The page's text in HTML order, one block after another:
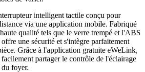
intelligent tactile conçu pour
via une application mobile. Fabriqué
qualité tels que le verre trempé et l'ABS
une sécurité et s'intègre parfaitement
Grâce à l'application gratuite eWeLink,
partager le contrôle de l'éclairage
du foyer.